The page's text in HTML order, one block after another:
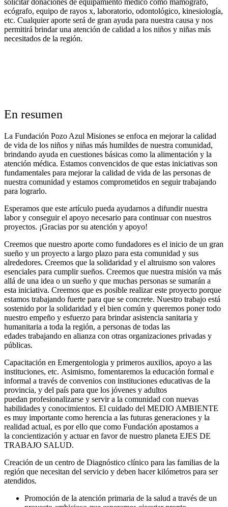
solicitar donaciones de equipamiento médico como mamógrafo,
ecógrafo, equipo de rayos x, laboratorio, odontológico, kinesiología,
etc. Cualquier aporte será de gran ayuda para nuestra causa y nos
permitirá brindar una atención de calidad a los niños y niñas más
necesitados de la región.
En resumen
La Fundación Pozo Azul Misiones se enfoca en mejorar la calidad
de vida de los niños y niñas más humildes de nuestra comunidad,
brindando ayuda en cuestiones básicas como la alimentación y la
atención médica. Estamos convencidos de que estas iniciativas son
fundamentales para mejorar la calidad de vida de las personas de
nuestra comunidad y estamos comprometidos en seguir trabajando
para lograrlo.
Esperamos que este artículo pueda ayudarnos a difundir nuestra
labor y conseguir el apoyo necesario para continuar con nuestros
proyectos. ¡Gracias por su atención y apoyo!
Creemos que nuestro aporte como fundadores es el inicio de un gran
sueño y un proyecto a largo plazo para esta comunidad y sus
alrededores. Creemos que la solidaridad y el altruismo son valores
esenciales para cumplir sueños. Creemos que nuestra misión va más
allá de una idea o un sueño y que muchas personas se sumarán a
esta iniciativa. Creemos que es posible realizar este proyecto porque
estamos trabajando fuerte para que se concrete. Nuestro trabajo está
sostenido por la solidaridad y el bien común y queremos poner todo
nuestro empeño y esfuerzo para brindar asistencia sanitaria y
humanitaria a toda la región, a personas de todas las
edades trabajando en alianza con otras organizaciones privadas y
públicas.
Capacitación en Emergentologia y primeros auxilios, apoyo a las
instituciones, etc. Asimismo, fomentaremos la educación formal e
informal a través de convenios con instituciones educativas de la
provincia, y del país para que los jóvenes y adultos
puedan profesionalizarse y servir a la comunidad con nuevas
habilidades y conocimientos. El cuidado del MEDIO AMBIENTE
es muy importante como herencia a las futuras generaciones y la
realidad actual, es por ello que como Fundación apostamos a
la concientización y actuar en favor de nuestro planeta EJES DE
TRABAJO SALUD.
Creación de un centro de Diagnóstico clínico para las familias de la
región que necesitan del servicio y deben hacer kilómetros para ser
atendidos.
Promoción de la atención primaria de la salud a través de un